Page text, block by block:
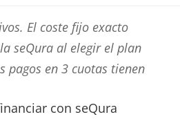
El coste fijo exacto
seQura al elegir el plan
pagos en 3 cuotas tienen
con seQura